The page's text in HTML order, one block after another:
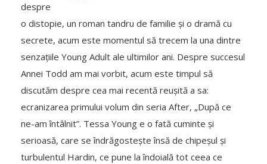
despre
o distopie, un roman tandru de familie și o dramă cu
secrete, acum este momentul să trecem la una dintre
senzațiile Young Adult ale ultimilor ani. Despre succesul
Annei Todd am mai vorbit, acum este timpul să
discutăm despre cea mai recentă reușită a sa:
ecranizarea primului volum din seria After, „După ce
ne-am întâlnit”. Tessa Young e o fată cuminte și
serioasă, care se îndrăgostește însă de chipeșul și
turbulentul Hardin, ce pune la îndoială tot ceea ce